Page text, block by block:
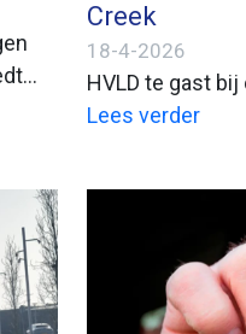
Creek
18-4-2026
HVLD te gast
Lees verder